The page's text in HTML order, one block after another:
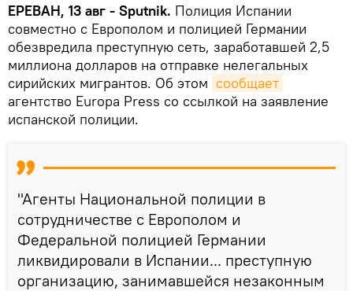
ЕРЕВАН, 13 авг - Sputnik. Полиция Испании
совместно с Европолом и полицией Германии
обезвредила преступную сеть, заработавшей 2,5
миллиона долларов на отправке нелегальных
сирийских мигрантов. Об этом сообщает
агентство Europa Press со ссылкой на заявление
испанской полиции.
"Агенты Национальной полиции в
сотрудничестве с Европолом и
Федеральной полицией Германии
ликвидировали в Испании... преступную
организацию, занимавшейся незаконным